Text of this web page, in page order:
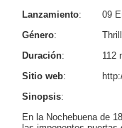
Lanzamiento:
09
Género:
Duración:
112
Sitio web:
Sinopsis:
En la Nochebuena de